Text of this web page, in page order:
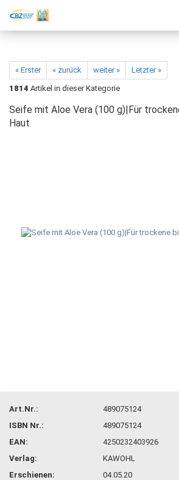
« Erster « zurück weiter »
Letzter »
1814 Artikel in dieser Kategorie
Seife mit Aloe Vera (100 g)|Für
Haut
Art.Nr.:
489075124
ISBN Nr.:
489075124
EAN:
4250232403926
Verlag:
KAWOHL
Erschienen:
04.05.20